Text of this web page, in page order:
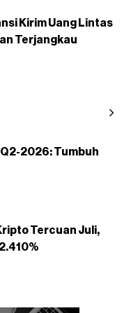
Kirim Uang Lintas
Terjangkau
2026: Tumbuh
Tercuan Juli,